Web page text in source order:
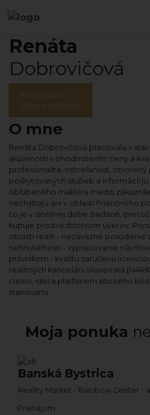
Renáta
Dobrovičová
Registrácia
Vašej požidavky
O mne
Renáta Dobrovičová pracovala v
skúsenosti s ohodnotením ceny a
profesionalita, ostrieľanosť, otvorený
poskytovaných služieb a informácií
obľúbeného makléra medzi
nechýbajú ani v oblasti finančného
čo je v dnešnej dobe žiadané,
kupuje prostredníctvom úverov.
oblasti realít - nezáväzné posúdenie
nehnuteľnosti - vypracovanie
právnikom - kvalitu zaručenú
realitných kancelárii Slovenska
cieľov, ideí a platforiem etického
stanovami.
Moja ponuka
Banská Bystrica
Reality Market - Rainbow Center -
Prenájom